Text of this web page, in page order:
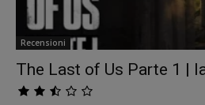
Recensioni
The Last of Us Parte 1 |